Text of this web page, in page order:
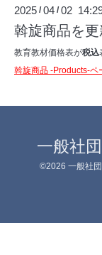
2025 /04 /02
斡旋商品を更
教育教材価格表が税込
斡旋商品 -Products-ペ
一般社
©2026 一般社